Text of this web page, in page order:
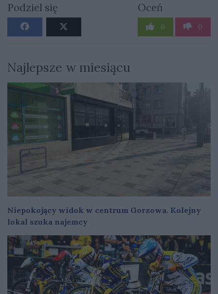
Podziel się Oceń
0 0
Najlepsze w miesiącu
Niepokojący widok w centrum Gorzowa. Kolejny
lokal szuka najemcy